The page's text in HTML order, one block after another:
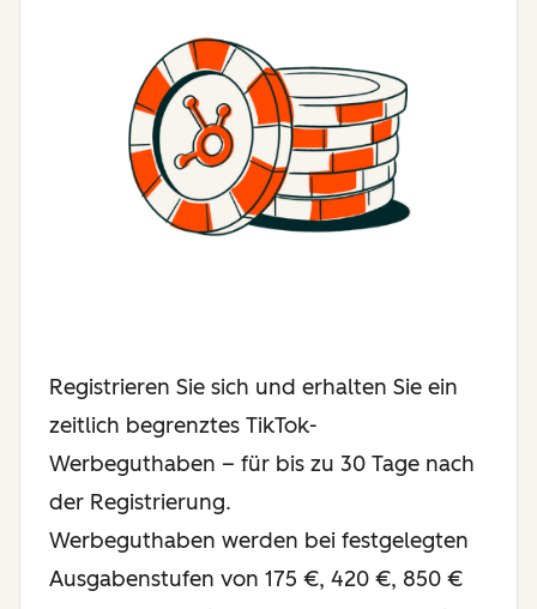
Registrieren Sie sich und erhalten Sie ein
zeitlich begrenztes TikTok-
Werbeguthaben – für bis zu 30 Tage nach
der Registrierung.
Werbeguthaben werden bei festgelegten
Ausgabenstufen von 175 €, 420 €, 850 €